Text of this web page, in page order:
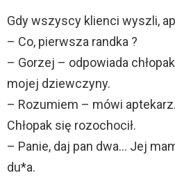
Gdy wszyscy klienci wyszli,
– Co, pierwsza randka ?
– Gorzej – odpowiada
mojej dziewczyny.
– Rozumiem – mówi
Chłopak się rozochocił.
– Panie, daj pan dwa… Jej
du*a.